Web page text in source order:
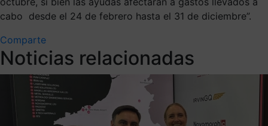
cabo desde el 24 de febrero hasta el 31 de diciembre”.
Comparte
Noticias relacionadas